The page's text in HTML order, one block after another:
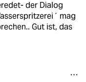
der Dialog
mag
Gut ist, das